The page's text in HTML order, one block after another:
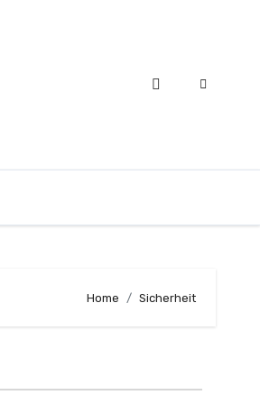
Home Sicherheit